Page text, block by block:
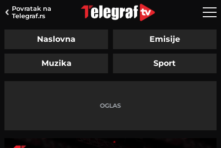
Povratak na
Telegraf.rs
Naslovna Emisije
Muzika Sport